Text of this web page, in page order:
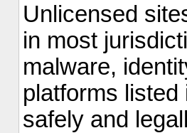
Unlicensed
in most
malware,
platforms
safely and